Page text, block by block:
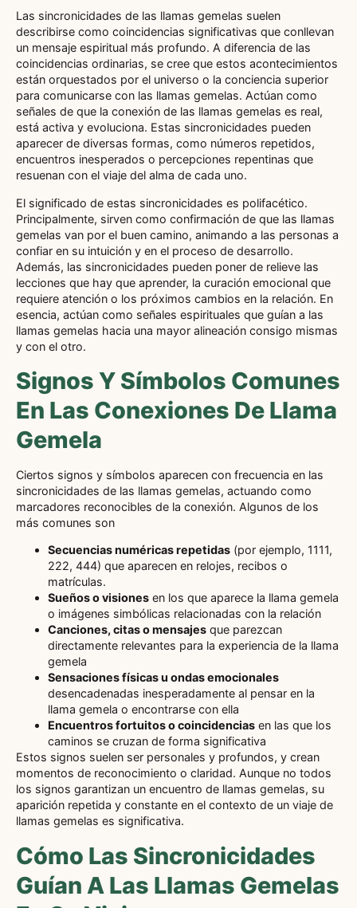
Las sincronicidades de las llamas gemelas suelen
describirse como coincidencias significativas que conllevan
un mensaje espiritual más profundo. A diferencia de las
coincidencias ordinarias, se cree que estos acontecimientos
están orquestados por el universo o la conciencia superior
para comunicarse con las llamas gemelas. Actúan como
señales de que la conexión de las llamas gemelas es real,
está activa y evoluciona. Estas sincronicidades pueden
aparecer de diversas formas, como números repetidos,
encuentros inesperados o percepciones repentinas que
resuenan con el viaje del alma de cada uno.
El significado de estas sincronicidades es polifacético.
Principalmente, sirven como confirmación de que las llamas
gemelas van por el buen camino, animando a las personas a
confiar en su intuición y en el proceso de desarrollo.
Además, las sincronicidades pueden poner de relieve las
lecciones que hay que aprender, la curación emocional que
requiere atención o los próximos cambios en la relación. En
esencia, actúan como señales espirituales que guían a las
llamas gemelas hacia una mayor alineación consigo mismas
y con el otro.
Signos Y Símbolos Comunes
En Las Conexiones De Llama
Gemela
Ciertos signos y símbolos aparecen con frecuencia en las
sincronicidades de las llamas gemelas, actuando como
marcadores reconocibles de la conexión. Algunos de los
más comunes son
Secuencias numéricas repetidas (por ejemplo, 1111,
222, 444) que aparecen en relojes, recibos o
matrículas.
Sueños o visiones en los que aparece la llama gemela
o imágenes simbólicas relacionadas con la relación
Canciones, citas o mensajes que parezcan
directamente relevantes para la experiencia de la llama
gemela
Sensaciones físicas u ondas emocionales
desencadenadas inesperadamente al pensar en la
llama gemela o encontrarse con ella
Encuentros fortuitos o coincidencias en las que los
caminos se cruzan de forma significativa
Estos signos suelen ser personales y profundos, y crean
momentos de reconocimiento o claridad. Aunque no todos
los signos garantizan un encuentro de llamas gemelas, su
aparición repetida y constante en el contexto de un viaje de
llamas gemelas es significativa.
Cómo Las Sincronicidades
Guían A Las Llamas Gemelas